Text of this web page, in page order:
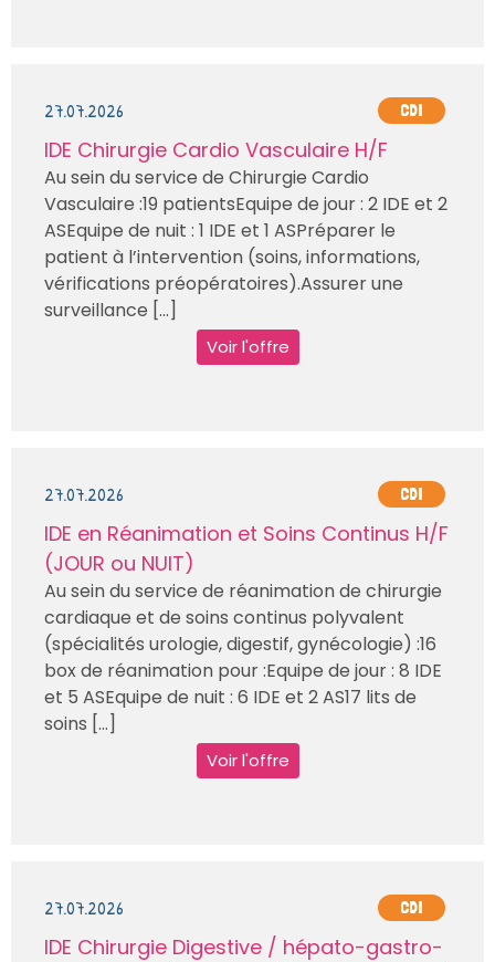
27.07.2026 CDI
IDE Chirurgie Cardio Vasculaire H/F
Au sein du service de Chirurgie Cardio
Vasculaire :19 patientsEquipe de jour : 2 IDE et 2
ASEquipe de nuit : 1 IDE et 1 ASPréparer le
patient à l’intervention (soins, informations,
vérifications préopératoires).Assurer une
surveillance [...]
Voir l'offre
27.07.2026 CDI
IDE en Réanimation et Soins Continus H/F
(JOUR ou NUIT)
Au sein du service de réanimation de chirurgie
cardiaque et de soins continus polyvalent
(spécialités urologie, digestif, gynécologie) :16
box de réanimation pour :Equipe de jour : 8 IDE
et 5 ASEquipe de nuit : 6 IDE et 2 AS17 lits de
soins [...]
Voir l'offre
27.07.2026 CDI
IDE Chirurgie Digestive / hépato-gastro-